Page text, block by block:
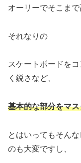
オーリーでそこま
それなりの
スケートボードを
く鋭さなど、
基本的な部分をマ
とはいってもそん
のも大変ですし、